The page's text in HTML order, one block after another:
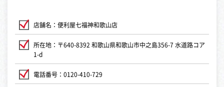
店舗名：便利屋七福神和歌山店
所在地：〒640-8392 和歌山県和歌山市中之島356-7 水道路コア
1-d
電話番号：0120-410-729